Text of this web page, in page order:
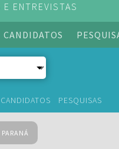
ENTREVISTAS
CANDIDATOS
CANDIDATOS PESQUISAS